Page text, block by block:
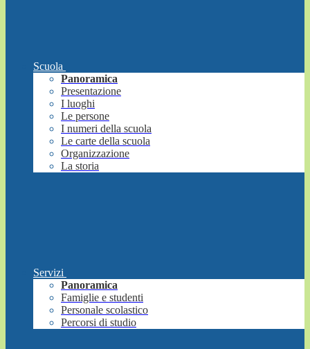
Scuola
Panoramica
Presentazione
I luoghi
Le persone
I numeri della scuola
Le carte della scuola
Organizzazione
La storia
Servizi
Panoramica
Famiglie e studenti
Personale scolastico
Percorsi di studio